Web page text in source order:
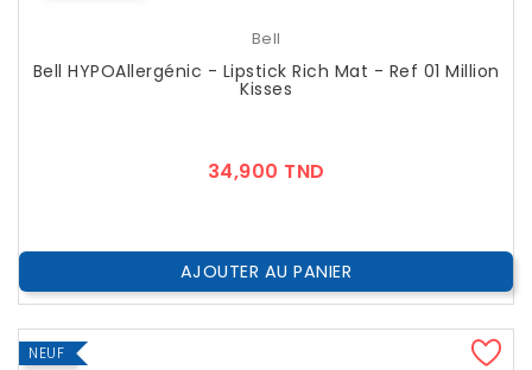
Bell
Bell HYPOAllergénic - Lipstick Rich Mat - Ref 01 Million
Kisses
34,900 TND
AJOUTER AU PANIER
NEUF